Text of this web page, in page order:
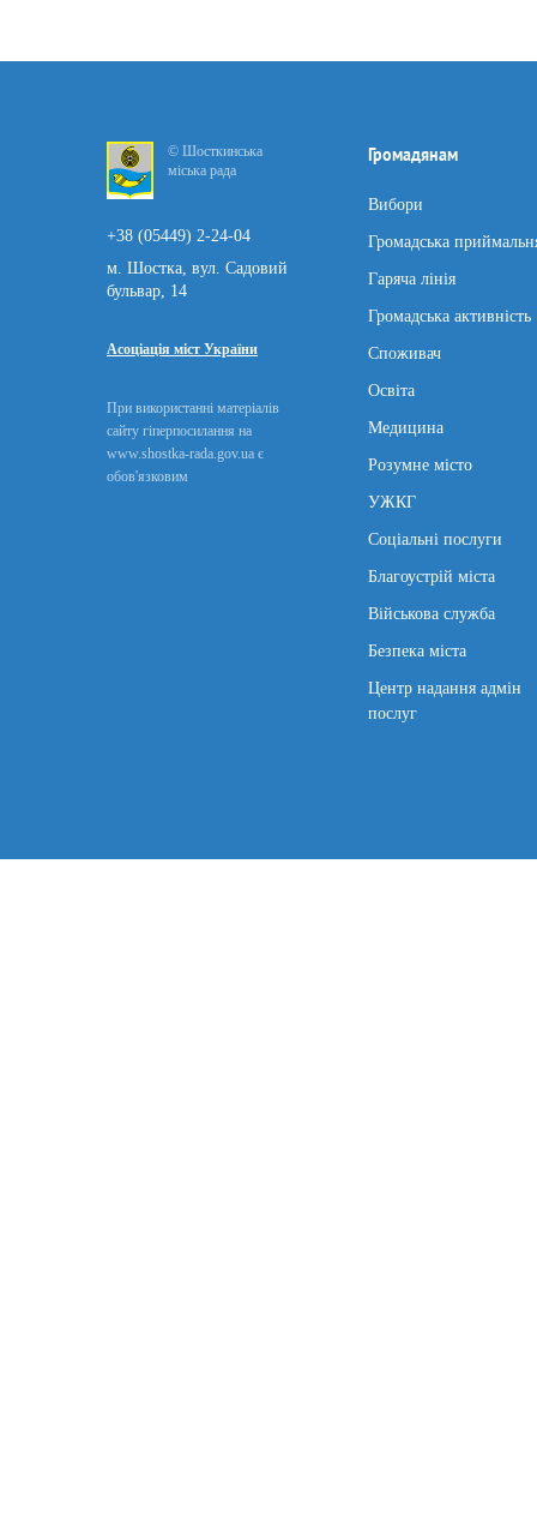
© Шосткинська
міська рада
+38 (05449) 2-24-04
м. Шостка, вул. Садовий
бульвар, 14
Асоціація міст України
При використанні матеріалів
сайту гіперпосилання на
www.shostka-rada.gov.ua є
обов'язковим
Громадянам
Вибори
Громадська
Гаряча лінія
Громадська активність
Споживач
Освіта
Медицина
Розумне місто
УЖКГ
Соціальні послуги
Благоустрій міста
Військова служба
Безпека міста
Центр надання адмін
послуг